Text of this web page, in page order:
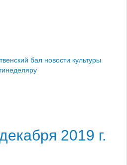
бал новости культуры
2019 г.